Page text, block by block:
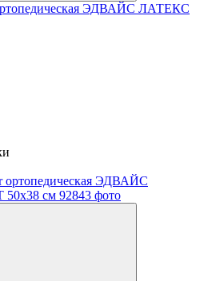
ЭДВАЙС ЛАТЕКС